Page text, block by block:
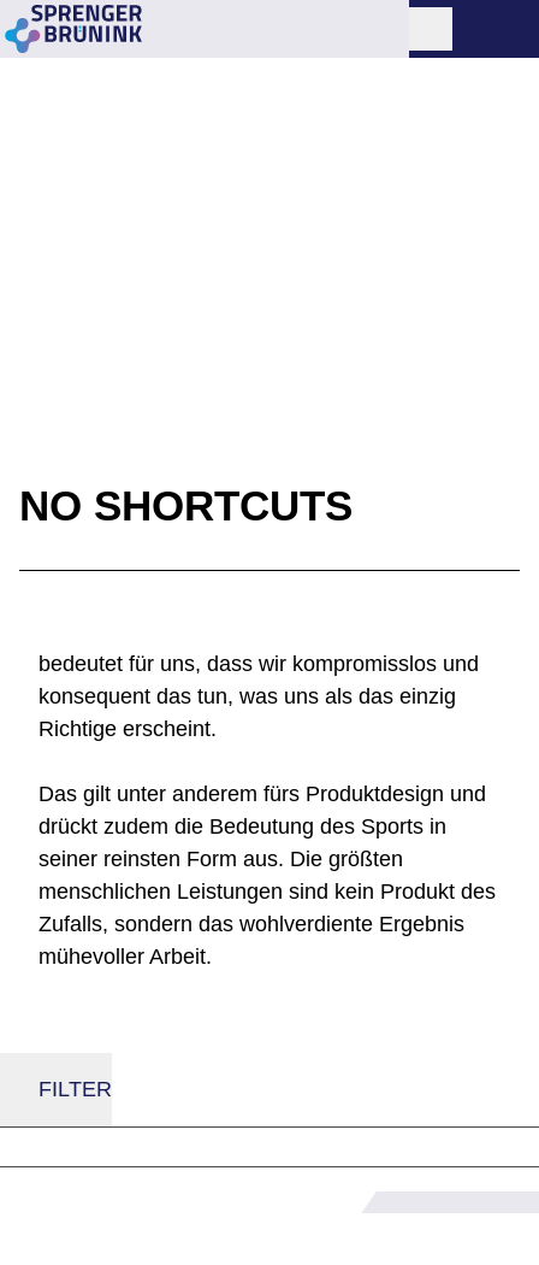
NO SHORTCUTS
bedeutet für uns, dass wir kompromisslos und
konsequent das tun, was uns als das einzig
Richtige erscheint.
Das gilt unter anderem fürs Produktdesign und
drückt zudem die Bedeutung des Sports in
seiner reinsten Form aus. Die größten
menschlichen Leistungen sind kein Produkt des
Zufalls, sondern das wohlverdiente Ergebnis
mühevoller Arbeit.
FILTER